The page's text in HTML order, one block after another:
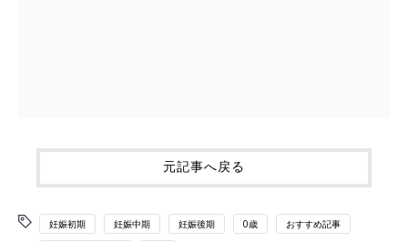
元記事へ戻る
妊娠初期 妊娠中期 妊娠後期 0歳 おすすめ記事